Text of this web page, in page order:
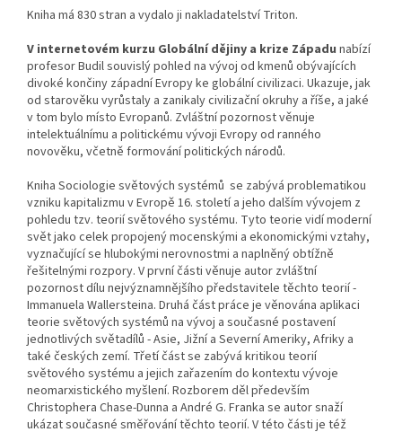
Kniha má 830 stran a vydalo ji nakladatelství Triton.
V internetovém kurzu Globální dějiny a krize Západu nabízí
profesor Budil souvislý pohled na vývoj od kmenů obývajících
divoké končiny západní Evropy ke globální civilizaci. Ukazuje, jak
od starověku vyrůstaly a zanikaly civilizační okruhy a říše, a jaké
v tom bylo místo Evropanů. Zvláštní pozornost věnuje
intelektuálnímu a politickému vývoji Evropy od ranného
novověku, včetně formování politických národů.
Kniha Sociologie světových systémů se zabývá problematikou
vzniku kapitalizmu v Evropě 16. století a jeho dalším vývojem z
pohledu tzv. teorií světového systému. Tyto teorie vidí moderní
svět jako celek propojený mocenskými a ekonomickými vztahy,
vyznačující se hlubokými nerovnostmi a naplněný obtížně
řešitelnými rozpory. V první části věnuje autor zvláštní
pozornost dílu nejvýznamnějšího představitele těchto teorií -
Immanuela Wallersteina. Druhá část práce je věnována aplikaci
teorie světových systémů na vývoj a současné postavení
jednotlivých světadílů - Asie, Jižní a Severní Ameriky, Afriky a
také českých zemí. Třetí část se zabývá kritikou teorií
světového systému a jejich zařazením do kontextu vývoje
neomarxistického myšlení. Rozborem děl především
Christophera Chase-Dunna a André G. Franka se autor snaží
ukázat současné směřování těchto teorií. V této části je též